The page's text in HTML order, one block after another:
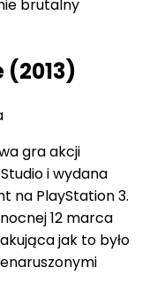
brutalny
gra akcji
i wydana
na PlayStation 3.
12 marca
jak to było